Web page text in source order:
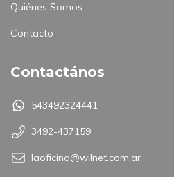
Quiénes Somos
Contacto
Contactános
543492324441
3492-437159
laoficina@wilnet.com.ar